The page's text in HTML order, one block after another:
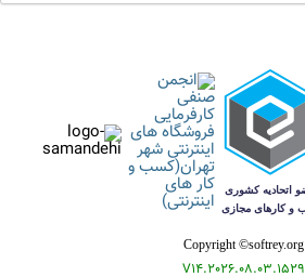
Copyright ©softrey.org
V14.2026.08.03.1529